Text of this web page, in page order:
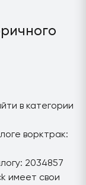
в категории
ворктрак:
2034857
имеет свои